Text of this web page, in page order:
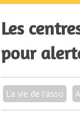
Les
pour
La vie de l'asso